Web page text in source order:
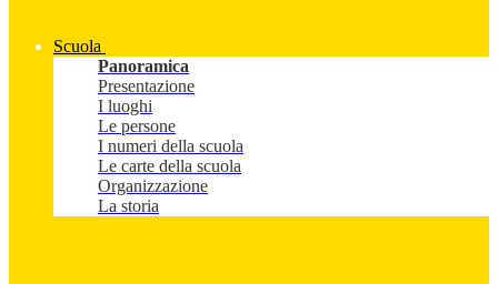
Scuola
Panoramica
Presentazione
I luoghi
Le persone
I numeri della scuola
Le carte della scuola
Organizzazione
La storia